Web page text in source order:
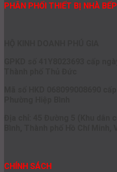
PHÂN PHỐI THIẾT BỊ NHÀ BẾP
CHÍNH SÁCH